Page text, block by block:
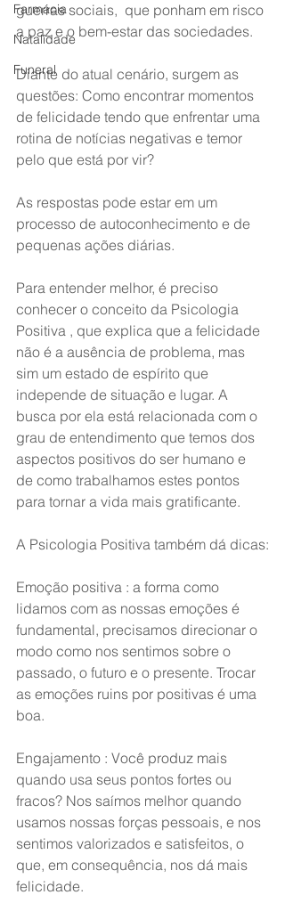
Farmácia
Natalidade
Funeral
guerras sociais,  que ponham em risco
a paz e o bem-estar das sociedades.
Diante do atual cenário, surgem as
questões: Como encontrar momentos
de felicidade tendo que enfrentar uma
rotina de notícias negativas e temor
pelo que está por vir?
As respostas pode estar em um
processo de autoconhecimento e de
pequenas ações diárias.
Para entender melhor, é preciso
conhecer o conceito da Psicologia
Positiva , que explica que a felicidade
não é a ausência de problema, mas
sim um estado de espírito que
independe de situação e lugar. A
busca por ela está relacionada com o
grau de entendimento que temos dos
aspectos positivos do ser humano e
de como trabalhamos estes pontos
para tornar a vida mais gratificante.
A Psicologia Positiva também dá dicas:
Emoção positiva : a forma como
lidamos com as nossas emoções é
fundamental, precisamos direcionar o
modo como nos sentimos sobre o
passado, o futuro e o presente. Trocar
as emoções ruins por positivas é uma
boa.
Engajamento : Você produz mais
quando usa seus pontos fortes ou
fracos? Nos saímos melhor quando
usamos nossas forças pessoais, e nos
sentimos valorizados e satisfeitos, o
que, em consequência, nos dá mais
felicidade.